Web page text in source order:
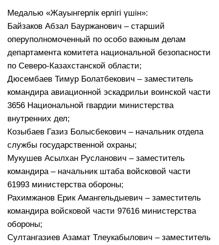
Медалью «Жауынгерлік ерлігі үшін»:
Байзаков Абзал Бауржанович – старший
оперуполномоченный по особо важным делам
департамента комитета национальной безопасности
по Северо-Казахстанской области;
Дюсембаев Тимур Болатбекович – заместитель
командира авиационной эскадрильи воинской части
3656 Национальной гвардии министерства
внутренних дел;
Козыбаев Газиз Болысбекович – начальник отдела
службы государственной охраны;
Мукушев Асылхан Русланович – заместитель
командира – начальник штаба войсковой части
61993 министерства обороны;
Рахимжанов Ерик Амангельдыевич – заместитель
командира войсковой части 97616 министерства
обороны;
Султангазиев Азамат Тлеукабылович – заместитель